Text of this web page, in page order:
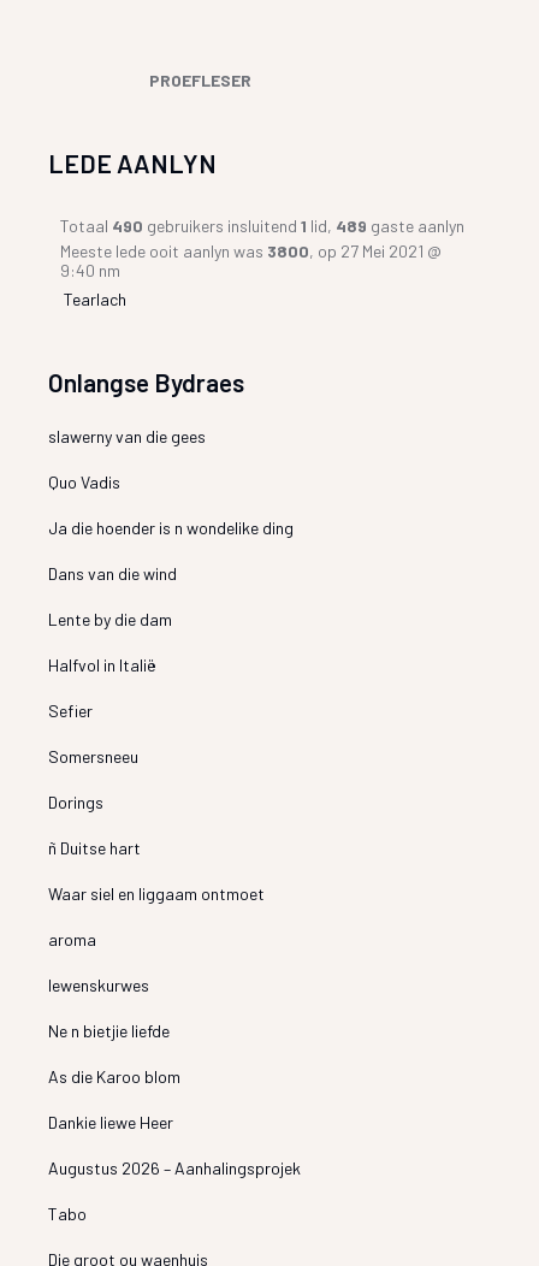
PROEFLESER
LEDE AANLYN
Totaal 490 gebruikers insluitend1 lid, 489 gaste aanlyn
Meeste lede ooit aanlyn was 3800, op 27 Mei 2021 @
9:40 nm
Tearlach
Onlangse Bydraes
slawerny van die gees
Quo Vadis
Ja die hoender is n wondelike ding
Dans van die wind
Lente by die dam
Halfvol in Italië
Sefier
Somersneeu
Dorings
ñ Duitse hart
Waar siel en liggaam ontmoet
aroma
lewenskurwes
Ne n bietjie liefde
As die Karoo blom
Dankie liewe Heer
Augustus 2026 – Aanhalingsprojek
Tabo
Die groot ou waenhuis